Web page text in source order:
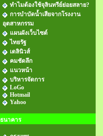
ทำไมต้องใช้จุลินทรีย์ย่อยสลาย?
การบำบัดน้ำเสียจากโรงงาน
อุตสาหกรรม
แผนผังเว็บไซต์
ไทยรัฐ
เดลินิวส์
คมชัดลึก
แนวหน้า
บริหารจัดการ
LoGo
Hotmail
Yahoo
ธนาคาร